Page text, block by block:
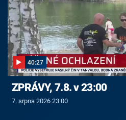
40:27
ZPRÁVY, 7.8. v 23:00
7. srpna 2026 23:00